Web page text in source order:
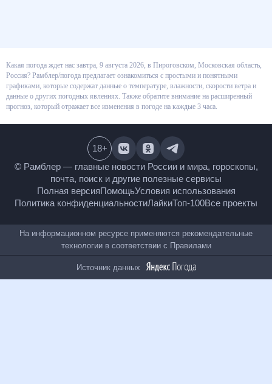
Какая погода ждет нас завтра, 9 августа 2026, в Пироговском,
Московская область, Россия? Рамблер/погода предлагает ознакомиться
с простыми и понятными графиками, которые содержат данные о
температуре, влажности, скорости ветра и данные о других погодных
явлениях. Также обратите внимание на расширенный прогноз, который
© Рамблер — главные новости России и мира,
гороскопы, почта, поиск и другие полезные сервисы
Полная версияПомощьУсловия использования
Все проекты
18+
На информационном ресурсе применяются
рекомендательные технологии в соответствии с